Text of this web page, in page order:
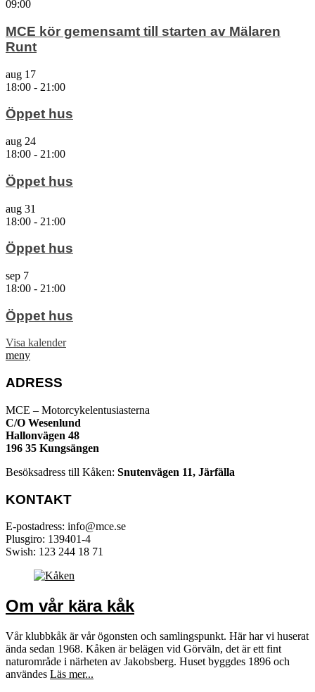
09:00
MCE kör gemensamt till starten av Mälaren
Runt
aug 17
18:00 - 21:00
Öppet hus
aug 24
18:00 - 21:00
Öppet hus
aug 31
18:00 - 21:00
Öppet hus
sep 7
18:00 - 21:00
Öppet hus
Visa kalender
meny
ADRESS
MCE – Motorcykelentusiasterna
C/O Wesenlund
Hallonvägen 48
196 35 Kungsängen
Besöksadress till Kåken: Snutenvägen 11, Järfälla
KONTAKT
E-postadress: info@mce.se
Plusgiro: 139401-4
Swish: 123 244 18 71
Om vår kära kåk
Vår klubbkåk är vår ögonsten och samlingspunkt. Här har vi huserat
ända sedan 1968. Kåken är belägen vid Görväln, det är ett fint
naturområde i närheten av Jakobsberg. Huset byggdes 1896 och
användes Läs mer...